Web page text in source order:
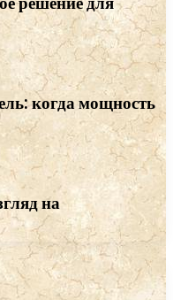
когда мощность
на